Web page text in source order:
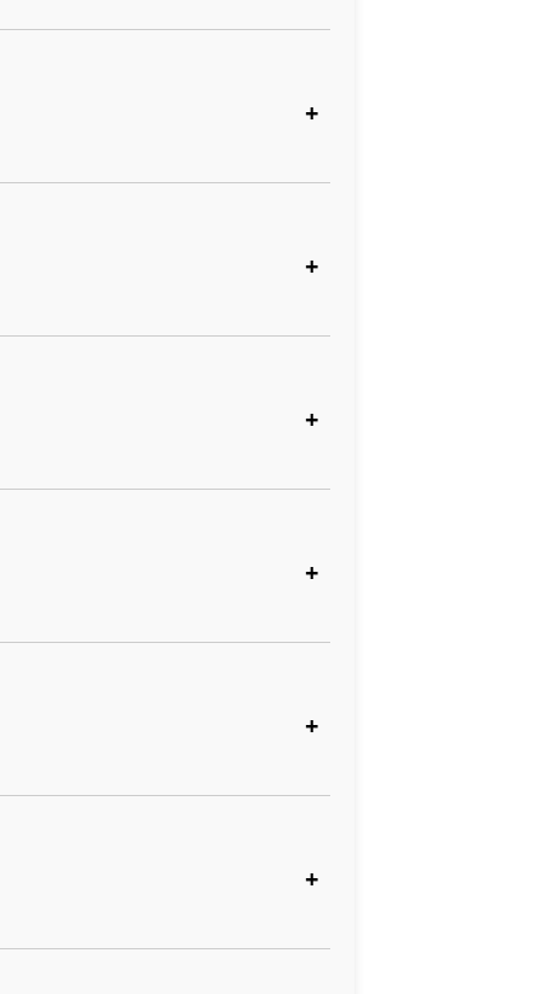
+
+
+
+
+
+